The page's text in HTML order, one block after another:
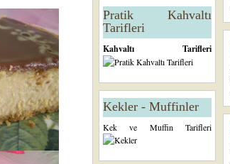
Pratik Kahvaltı
Tarifleri
Kahvaltı Tarifleri
Kekler - Muffinler
Kek ve Muffin Tarifleri